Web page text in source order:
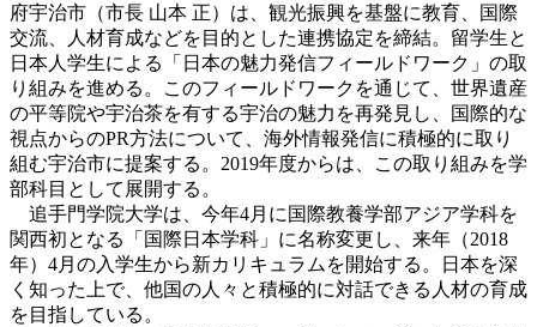
府宇治市（市長 山本 正）は、観光振興を基盤に教育、国際
交流、人材育成などを目的とした連携協定を締結。留学生と
日本人学生による「日本の魅力発信フィールドワーク」の取
り組みを進める。このフィールドワークを通じて、世界遺産
の平等院や宇治茶を有する宇治の魅力を再発見し、国際的な
視点からのPR方法について、海外情報発信に積極的に取り
組む宇治市に提案する。2019年度からは、この取り組みを学
部科目として展開する。
追手門学院大学は、今年4月に国際教養学部アジア学科を
関西初となる「国際日本学科」に名称変更し、来年（2018
年）4月の入学生から新カリキュラムを開始する。日本を深
く知った上で、他国の人々と積極的に対話できる人材の育成
を目指している。